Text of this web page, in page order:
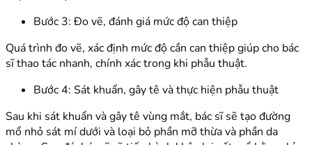
Bước 3: Đo vẽ, đánh giá mức độ can thiệp
Quá trình đo vẽ, xác định mức độ cần can thiệp giúp cho bác
sĩ thao tác nhanh, chính xác trong khi phẫu thuật.
Bước 4: Sát khuẩn, gây tê và thực hiện phẫu thuật
Sau khi sát khuẩn và gây tê vùng mắt, bác sĩ sẽ tạo đường
mổ nhỏ sát mí dưới và loại bỏ phần mỡ thừa và phần da